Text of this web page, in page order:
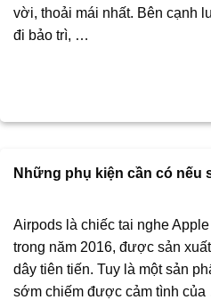
vời, thoải mái nhất. Bên cạnh
đi bảo trì, …
Những phụ kiện cần có nếu
Airpods là chiếc tai nghe
trong năm 2016, được sản
dây tiên tiến. Tuy là một sản
sớm chiếm được cảm tình